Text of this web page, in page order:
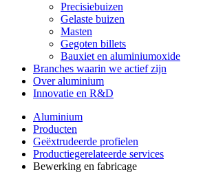
Precisiebuizen
Gelaste buizen
Masten
Gegoten billets
Bauxiet en aluminiumoxide
Branches waarin we actief zijn
Over aluminium
Innovatie en R&D
Aluminium
Producten
Geëxtrudeerde profielen
Productiegerelateerde services
Bewerking en fabricage